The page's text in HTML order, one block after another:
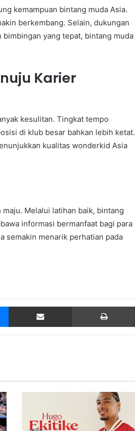
kemampuan bintang muda Asia.
berkembang. Selain, dukungan
yang tepat, bintang muda
Karier
kesulitan. Tingkat tempo
di klub besar bahkan lebih ketat.
kualitas wonderkid Asia
Melalui latihan baik, bintang
informasi bermanfaat bagi para
semakin menarik perhatian pada
Messenger Share via Email